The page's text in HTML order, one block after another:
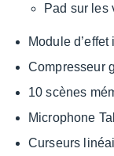
Pad sur les
Module
Compres­seur
10 scènes
Micro­phone
Curseurs